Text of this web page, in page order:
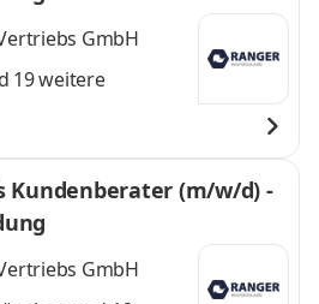
GmbH
19 weitere
Kundenberater (m/w/d) -
GmbH